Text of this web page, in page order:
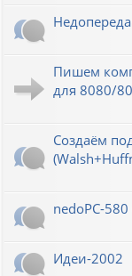
Пишем
для 8080/
Создаём
nedoPC-
Идеи-2002